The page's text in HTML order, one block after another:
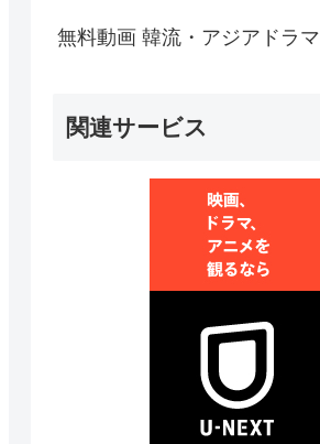
無料動画 韓流・アジアドラマ
関連サービス